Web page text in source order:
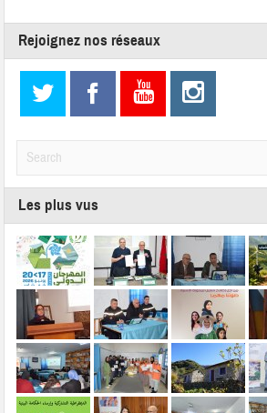
Rejoignez nos réseaux
Les plus vus